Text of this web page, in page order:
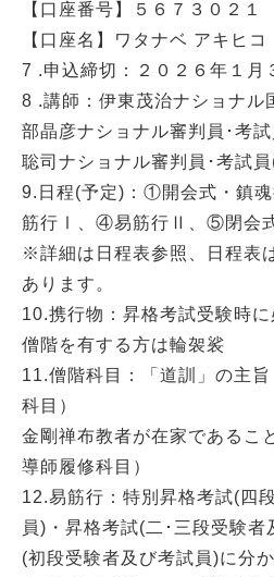
【口座番号】５６７３０２１
【口座名】ワタナベ アキヒコ
7 .申込締切：２０２６年１月
8 .講師：伊東茂治ナショナル
部晶彦ナショナル審判員･考
聡司ナショナル審判員･考試
9.日程(予定)：①開会式・鎮
筋行Ⅰ、④易筋行Ⅱ、⑤閉会式
※詳細は日程表参照、日程表
あります。
10.携行物：昇格考試受験時に
僧階を有する方は輪袈裟
11.僧階科目：「道訓」の主
科目）
金剛禅布教者が在家であるこ
導師履修科目）
12.易筋行：特別昇格考試(四
員)・昇格考試(二･三段受験
(初段受験者及び考試員)に分